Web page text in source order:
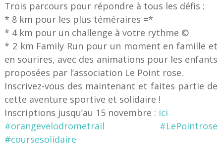
Trois parcours pour répondre à tous les défis :
* 8 km pour les plus téméraires =*
* 4 km pour un challenge à votre rythme ©
* 2 km Family Run pour un moment en famille et
en sourires, avec des animations pour les enfants
proposées par l’association Le Point rose.
Inscrivez-vous des maintenant et faites partie de
cette aventure sportive et solidaire !
Inscriptions jusqu’au 15 novembre : ici
#orangevelodrometrail
#LePointrose
#coursesolidaire